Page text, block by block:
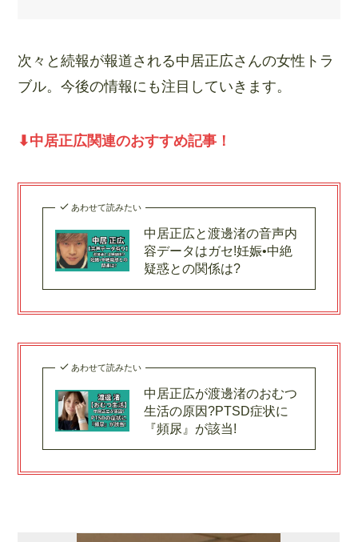
次々と続報が報道される中居正広さんの女性トラ
ブル。今後の情報にも注目していきます。
⬇︎中居正広関連のおすすめ記事！
あわせて読みたい
中居正広と渡邊渚の音声内
容データはガセ!妊娠•中絶
疑惑との関係は?
あわせて読みたい
中居正広が渡邊渚のおむつ
生活の原因?PTSD症状に
『頻尿』が該当!